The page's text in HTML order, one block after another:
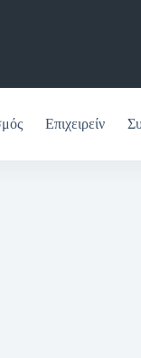
Επιχειρείν